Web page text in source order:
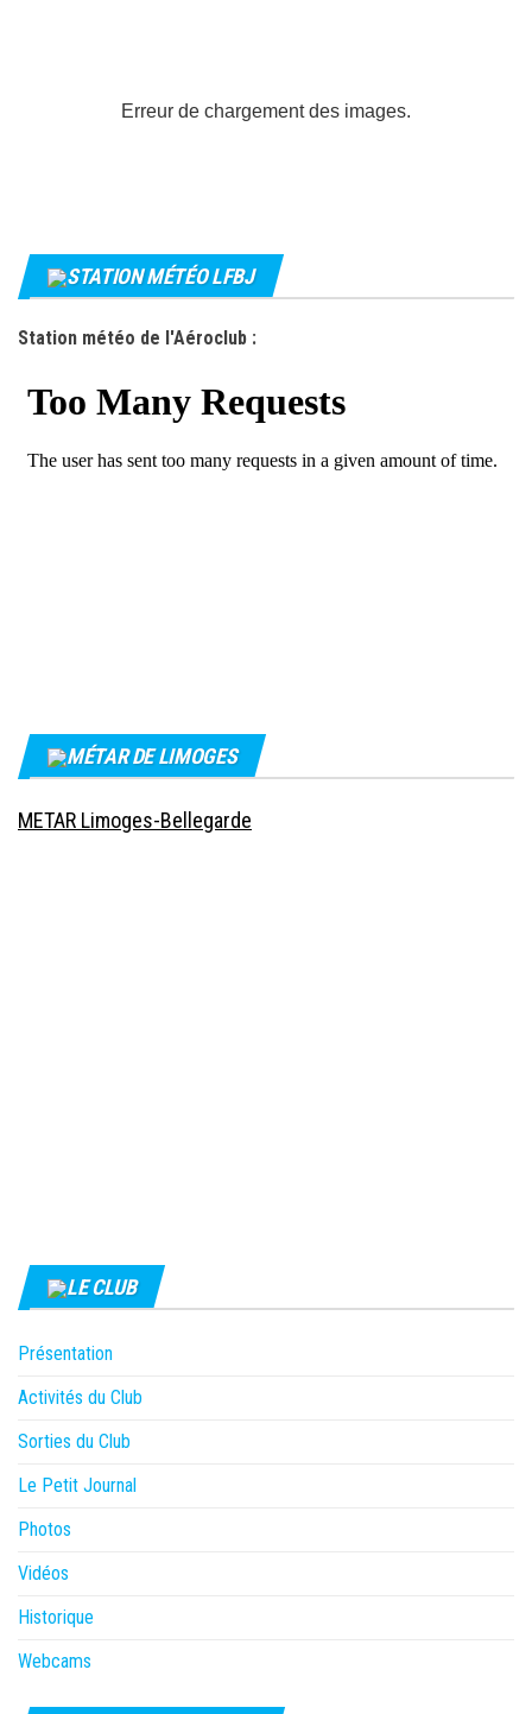
Erreur de chargement des images.
STATION MÉTÉO LFBJ
Station météo de l'Aéroclub :
MÉTAR DE LIMOGES
METAR Limoges-Bellegarde
LE CLUB
Présentation
Activités du Club
Sorties du Club
Le Petit Journal
Photos
Vidéos
Historique
Webcams